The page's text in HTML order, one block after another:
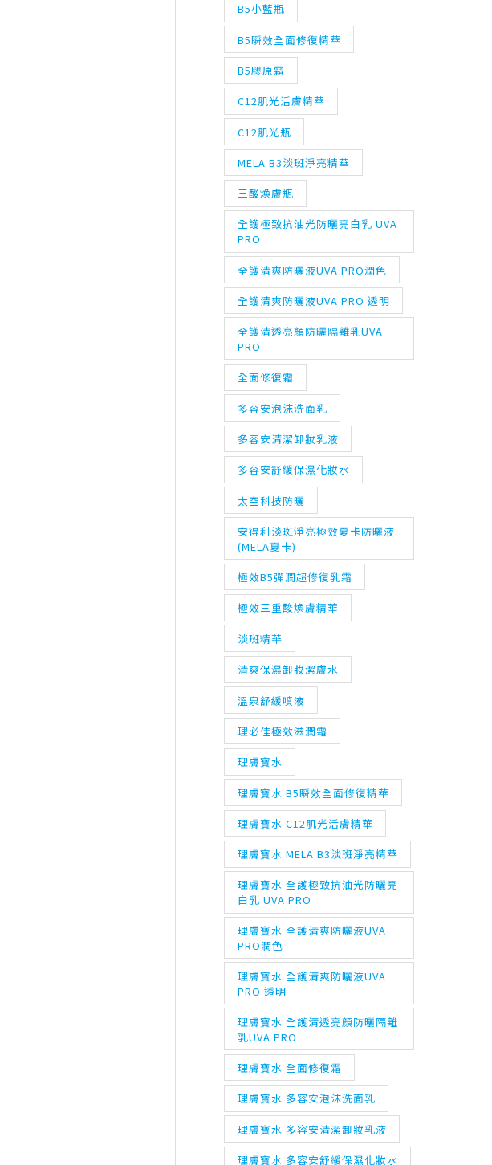
B5小藍瓶
B5瞬效全面修復精華
B5膠原霜
C12肌光活膚精華
C12肌光瓶
MELA B3淡斑淨亮精華
三酸煥膚瓶
全護極致抗油光防曬亮白乳 UVA
PRO
全護清爽防曬液UVA PRO潤色
全護清爽防曬液UVA PRO 透明
全護清透亮顏防曬隔離乳UVA
PRO
全面修復霜
多容安泡沫洗面乳
多容安清潔卸妝乳液
多容安舒緩保濕化妝水
太空科技防曬
安得利淡斑淨亮極效夏卡防曬液
(MELA夏卡)
極效B5彈潤超修復乳霜
極效三重酸煥膚精華
淡斑精華
清爽保濕卸妝潔膚水
溫泉舒緩噴液
理必佳極效滋潤霜
理膚寶水
理膚寶水 B5瞬效全面修復精華
理膚寶水 C12肌光活膚精華
理膚寶水 MELA B3淡斑淨亮精華
理膚寶水 全護極致抗油光防曬亮
白乳 UVA PRO
理膚寶水 全護清爽防曬液UVA
PRO潤色
理膚寶水 全護清爽防曬液UVA
PRO 透明
理膚寶水 全護清透亮顏防曬隔離
乳UVA PRO
理膚寶水 全面修復霜
理膚寶水 多容安泡沫洗面乳
理膚寶水 多容安清潔卸妝乳液
理膚寶水 多容安舒緩保濕化妝水